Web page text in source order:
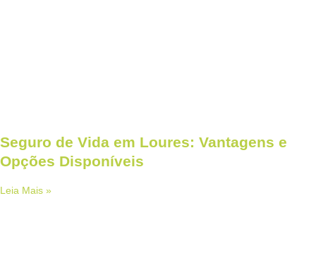
Seguro de Vida em Loures: Vantagens e
Opções Disponíveis
Leia Mais »